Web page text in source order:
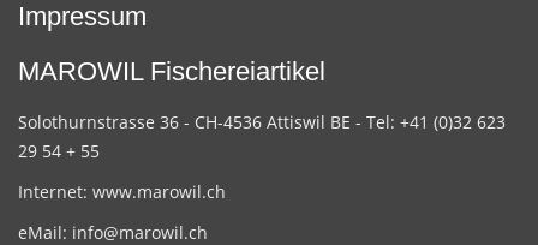
Impressum
MAROWIL Fischereiartikel
Solothurnstrasse 36 - CH-4536 Attiswil BE - Tel: +41 (0)32 623
29 54 + 55
Internet: www.marowil.ch
eMail: info@marowil.ch